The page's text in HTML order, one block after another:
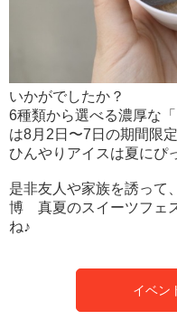
いかがでしたか？
6種類から選べる濃厚な
は8月2日〜7日の期間限定
ひんやりアイスは夏にぴ
是非友人や家族を誘って
博 真夏のスイーツフェ
ね♪
イベン